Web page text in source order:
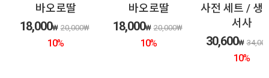
바오로딸
18,000₩ 20,000₩
10%
바오로딸
18,000₩ 20,000₩
10%
사전 세트 / 생
서사
30,600₩ 34,000
10%